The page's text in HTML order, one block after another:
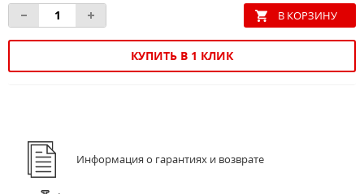
КУПИТЬ В 1 КЛИК
Информация о гарантиях и возврате